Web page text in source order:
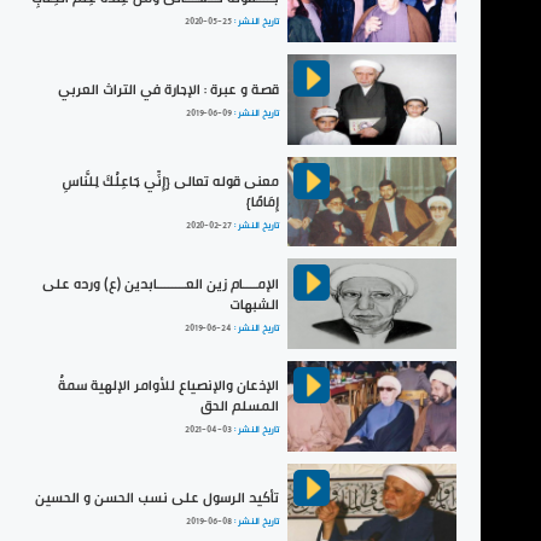
تاريخ النشر :2020-05-25
قصة و عبرة : الإجارة في التراث العربي
تاريخ النشر :2019-06-09
معنى قوله تعالى {إِنِّي جَاعِلُكَ لِلنَّاسِ
إِمَامًا}
تاريخ النشر :2020-02-27
الإمــــام زين العــــــــابدين (ع) ورده على
الشبهات
تاريخ النشر : 2019-06-24
الإذعان والإنصياع للأوامر الإلهية سمةُ
المسلم الحق
تاريخ النشر :2021-04-03
تأكيد الرسول على نسب الحسن و الحسين
تاريخ النشر :2019-06-08